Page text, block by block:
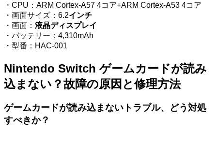
・CPU：ARM Cortex-A57 4コア+ARM Cortex-A53 4コア
・画面サイズ：6.2インチ
・画面： 液晶ディスプレイ
・バッテリー：4,310mAh
・型番：HAC-001
Nintendo Switch ゲームカードが読み
込まない？故障の原因と修理方法
ゲームカードが読み込まないトラブル、どう対処
すべきか？